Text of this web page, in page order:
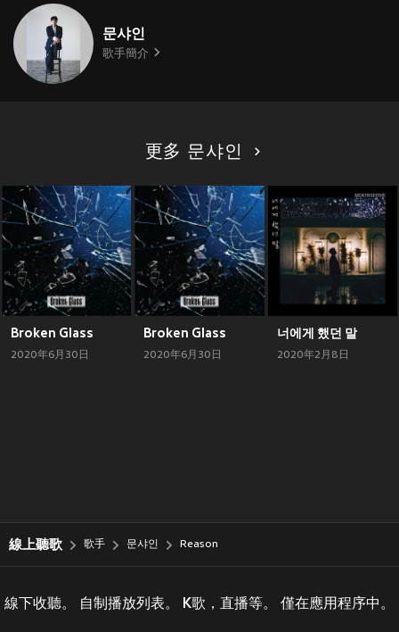
문샤인
歌手簡介
更多 문샤인
Broken Glass
2020年6月30日
Broken Glass
2020年6月30日
너에게 했던 말
2020年2月8日
線上聽歌 歌手 문샤인 Reason
線下收聽。 自制播放列表。 K歌，直播等。 僅在應用程序中。